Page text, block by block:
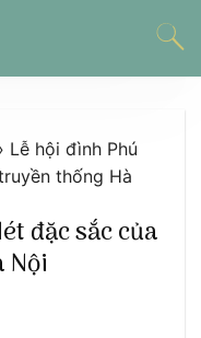
Lễ hội đình Phú
thống Hà
đặc sắc của
Nội